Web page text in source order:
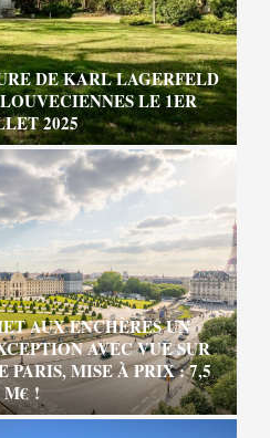
DE KARL LAGERFELD
LE 1ER
2025
AUX ENCHÈRES UN
AVEC VUE SUR
PARIS, MISE À PRIX : 7,5
M€ !